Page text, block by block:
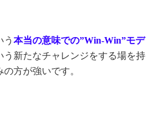
う 本当の意味での”Win-Win”モデ
う新たなチャレンジをする場を持
方が強いです。